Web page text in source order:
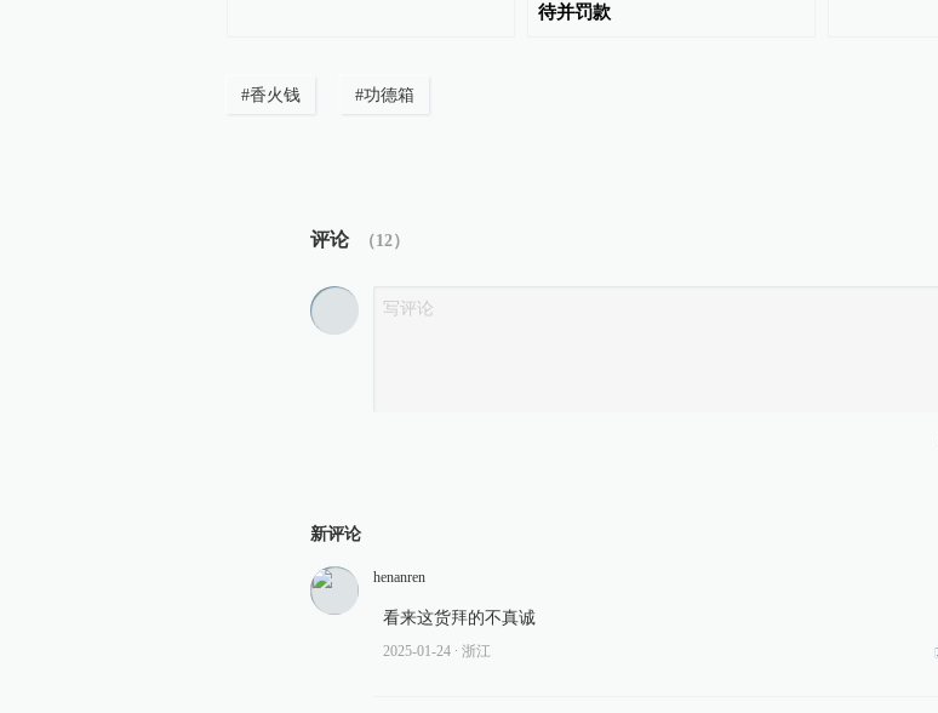
待并罚款
#香火钱 #功德箱
评论 （12 ）
新评论
henanren
看来这货拜的不真诚
2025-01-24 ∙ 浙江